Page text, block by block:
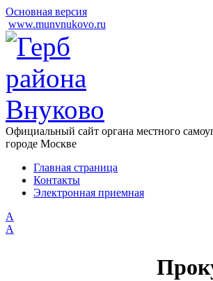
Основная версия
www.munvnukovo.ru
Официальный сайт органа местного
городе Москве
Главная страница
Контакты
Электронная приемная
А
A